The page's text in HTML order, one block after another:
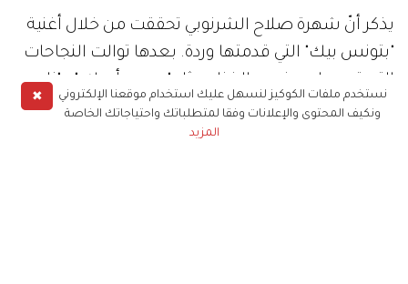
يذكر أنّ شهرة صلاح الشرنوبي تحققت من خلال أغنية
"بتونس بيك" التي قدمتها وردة. بعدها توالت النجاحات
التي قدمها مع نجوم الغناء مثل "حرمت أحبك " و"نار
الغيرة" لوردة ، و"يا حبيبا" لوديع الصافي، و"كبريائي
والشمس" لميادة الحناوي، و"خايفة و"ع البال" لسميرة
✖
نستخدم ملفات الكوكيز لنسهل عليك استخدام موقعنا الإلكتروني
ونكيف المحتوى والإعلانات وفقا لمتطلباتك واحتياجاتك الخاصة
المزيد